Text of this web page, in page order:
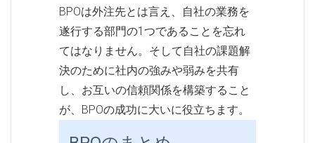
BPOは外注先とは言え、自社の業務を
遂行する部門の1つであることを忘れ
てはなりません。そして自社の課題解
決のために社内の強みや弱みを共有
し、お互いの信頼関係を構築すること
が、BPOの成功に大いに役立ちます。